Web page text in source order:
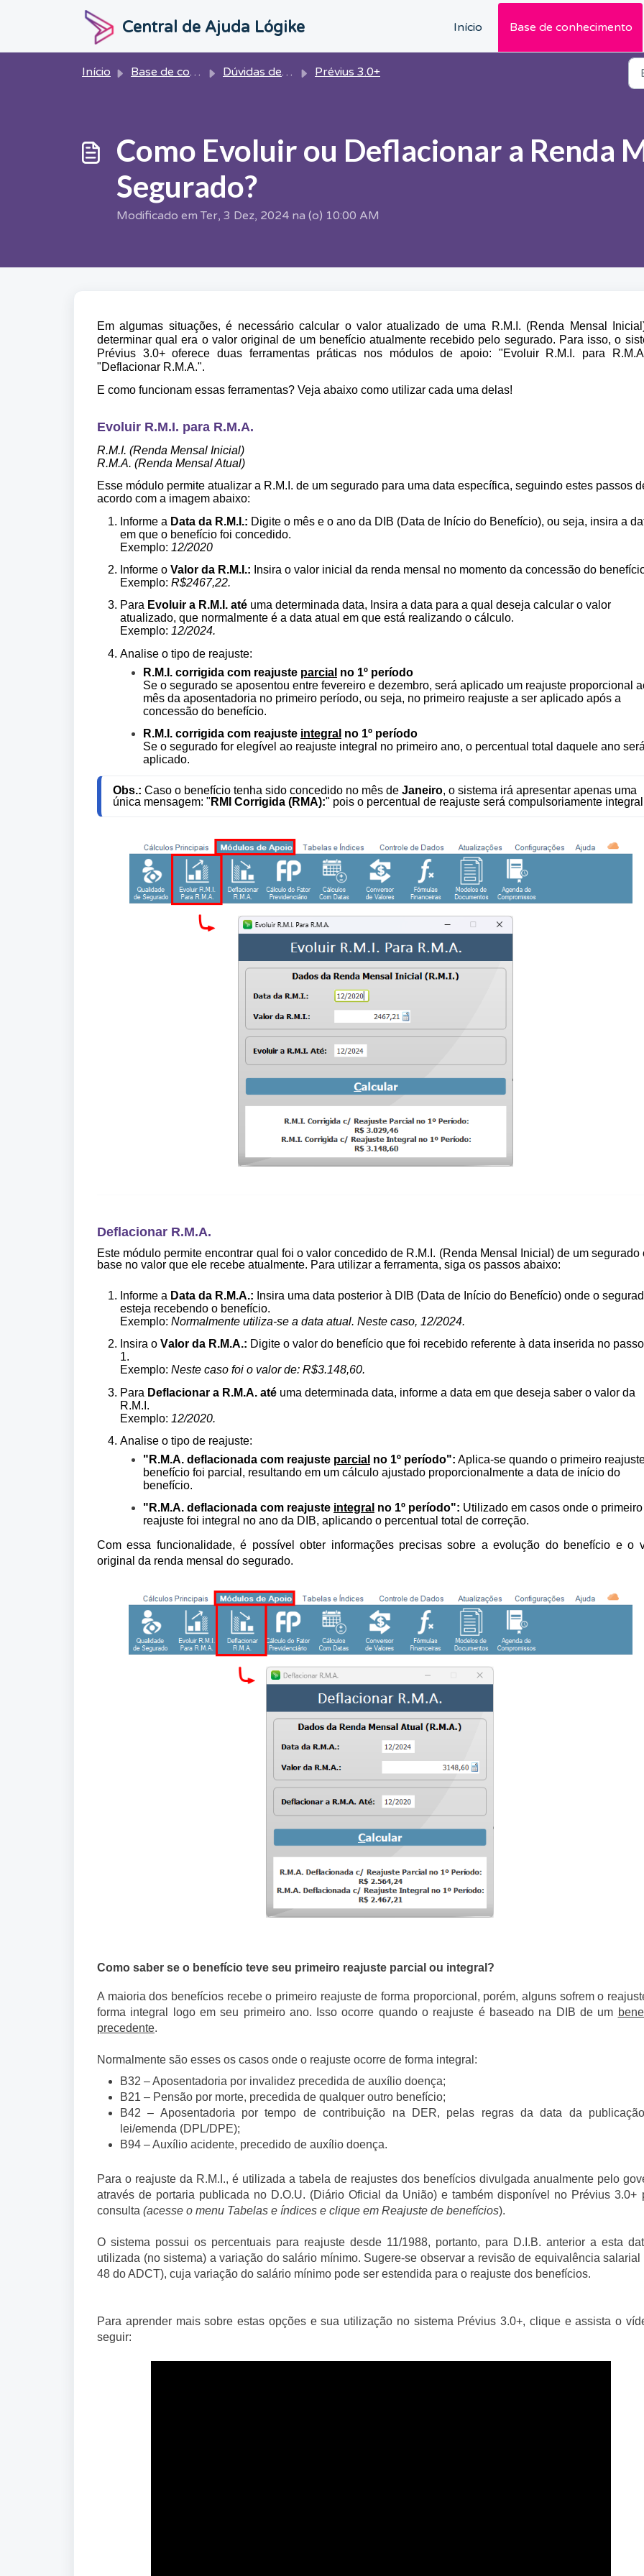
Ir para o conteúdo principal
Central de Ajuda Lógike Início Base de conhecimento
Início Base de conhecimento Dúvidas de Cálculo Prévius 3.0+
Como Evoluir ou Deflacionar a Renda
Segurado?
Modificado em Ter, 3 Dez, 2024 na (o) 10:00 AM
Em algumas situações, é necessário calcular o valor atualizado de uma R.M.I. (Renda Mensal
determinar qual era o valor original de um benefício atualmente recebido pelo segurado. Para isso, o
Prévius 3.0+ oferece duas ferramentas práticas nos módulos de apoio: "Evoluir R.M.I. para
"Deflacionar R.M.A.".
E como funcionam essas ferramentas? Veja abaixo como utilizar cada uma delas!
Evoluir R.M.I. para R.M.A.
R.M.I. (Renda Mensal Inicial)
R.M.A. (Renda Mensal Atual)
Esse módulo permite atualizar a R.M.I. de um segurado para uma data específica, seguindo estes passos
acordo com a imagem abaixo:
Informe a Data da R.M.I.: Digite o mês e o ano da DIB (Data de Início do Benefício), ou seja, insira a
em que o benefício foi concedido.
Exemplo: 12/2020
Informe o Valor da R.M.I.: Insira o valor inicial da renda mensal no momento da concessão do
Exemplo: R$2467,22.
Para Evoluir a R.M.I. até uma determinada data, Insira a data para a qual deseja calcular o valor
atualizado, que normalmente é a data atual em que está realizando o cálculo.
Exemplo: 12/2024.
Analise o tipo de reajuste:
R.M.I. corrigida com reajuste parcial no 1º período
Se o segurado se aposentou entre fevereiro e dezembro, será aplicado um reajuste proporcional
mês da aposentadoria no primeiro período, ou seja, no primeiro reajuste a ser aplicado após a
concessão do benefício.
R.M.I. corrigida com reajuste integral no 1º período
Se o segurado for elegível ao reajuste integral no primeiro ano, o percentual total daquele ano
aplicado.
Obs.: Caso o benefício tenha sido concedido no mês de Janeiro, o sistema irá apresentar apenas uma
única mensagem: " RMI Corrigida (RMA):" pois o percentual de reajuste será compulsoriamente
Deflacionar R.M.A.
Este módulo permite encontrar qual foi o valor concedido de R.M.I. (Renda Mensal Inicial) de um segurado
base no valor que ele recebe atualmente. Para utilizar a ferramenta, siga os passos abaixo:
Informe a Data da R.M.A.: Insira uma data posterior à DIB (Data de Início do Benefício) onde o
esteja recebendo o benefício.
Exemplo: Normalmente utiliza-se a data atual. Neste caso, 12/2024.
Insira o Valor da R.M.A.: Digite o valor do benefício que foi recebido referente à data inserida no passo
1.
Exemplo: Neste caso foi o valor de: R$3.148,60.
Para Deflacionar a R.M.A. até uma determinada data, informe a data em que deseja saber o valor da
R.M.I.
Exemplo: 12/2020.
Analise o tipo de reajuste:
"R.M.A. deflacionada com reajuste parcial no 1º período": Aplica-se quando o primeiro
benefício foi parcial, resultando em um cálculo ajustado proporcionalmente a data de início do
benefício.
"R.M.A. deflacionada com reajuste integral no 1º período": Utilizado em casos onde o primeiro
reajuste foi integral no ano da DIB, aplicando o percentual total de correção.
Com essa funcionalidade, é possível obter informações precisas sobre a evolução do benefício e o
original da renda mensal do segurado.
Como saber se o benefício teve seu primeiro reajuste parcial ou integral?
A maioria dos benefícios recebe o primeiro reajuste de forma proporcional, porém, alguns sofrem o
forma integral logo em seu primeiro ano. Isso ocorre quando o reajuste é baseado na DIB de um
precedente.
Normalmente são esses os casos onde o reajuste ocorre de forma integral:
B32 – Aposentadoria por invalidez precedida de auxílio doença;
B21 – Pensão por morte, precedida de qualquer outro benefício;
B42 – Aposentadoria por tempo de contribuição na DER, pelas regras da data da
lei/emenda (DPL/DPE);
B94 – Auxílio acidente, precedido de auxílio doença.
Para o reajuste da R.M.I., é utilizada a tabela de reajustes dos benefícios divulgada anualmente pelo
através de portaria publicada no D.O.U. (Diário Oficial da União) e também disponível no Prévius 3.0+
consulta (acesse o menu Tabelas e índices e clique em Reajuste de benefícios).
O sistema possui os percentuais para reajuste desde 11/1988, portanto, para D.I.B. anterior a esta
utilizada (no sistema) a variação do salário mínimo. Sugere-se observar a revisão de equivalência salarial
48 do ADCT), cuja variação do salário mínimo pode ser estendida para o reajuste dos benefícios.
Para aprender mais sobre estas opções e sua utilização no sistema Prévius 3.0+, clique e assista o
seguir: